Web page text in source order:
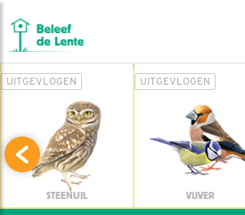
UITGEVLOGEN
STEENUIL
UITGEVLOGEN
VIJVER